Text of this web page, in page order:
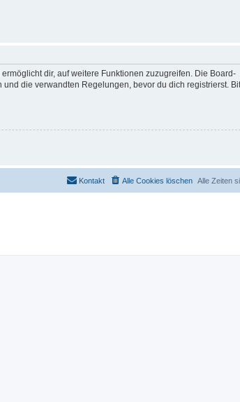
dir, auf weitere Funktionen zuzugreifen. Die Board-
die verwandten Regelungen, bevor du dich registrierst.
Alle Zeiten
Alle Cookies löschen
Kontakt